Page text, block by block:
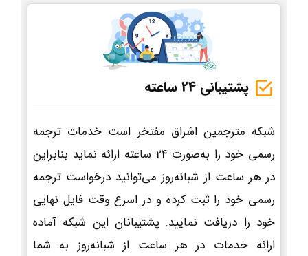
پشتیبانی 24 ساعته
شبکه مترجمین اشراق مفتخر است خدمات ترجمه
رسمی خود را به‌صورت 24 ساعته ارائه نماید بنابراین
در هر ساعت از شبانه‌روز می‌توانید درخواست ترجمه
رسمی خود را ثبت کرده و در اسرع وقت فایل نهایی
خود را دریافت نمایید. پشتیبانان این شبکه آماده
ارائه خدمات در هر ساعت از شبانه‌روز به شما